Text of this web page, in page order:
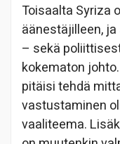
Toisaalta Syriza
äänestäjilleen,
– sekä
kokematon
pitäisi tehdä
vastustaminen
vaaliteema.